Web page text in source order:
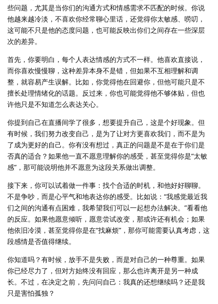
些问题，尤其是当你们的沟通方式和情感需求不匹配的时候。你说
他越来越冷淡，不喜欢你经常聊心里话，还觉得你太敏感、唠叨，
这可能不只是他的态度问题，也可能反映出你们之间存在一些深层
次的差异。
首先，你要明白，每个人表达情感的方式不一样。他喜欢直接说，
而你喜欢慢慢聊，这种差异本身不是错，但如果不互相理解和调
整，就容易产生误解。比如，你觉得他在回避你，但他可能只是不
擅长处理情绪化的话题。反过来，你也可能觉得他不够体贴，但也
许他只是不知道怎么表达关心。
你提到自己在直播间学了很多，想要提升自己，这是个好现象。但
有时候，我们努力改变自己，是为了让对方更喜欢我们，而不是为
了成为更好的自己。你有没有想过，真正的问题是不是在于你们是
否真的适合？如果他一直不愿意理解你的感受，甚至觉得你是“太敏
感”，那可能说明他并不愿意为这段关系做出调整。
接下来，你可以试着做一件事：找个合适的时机，和他好好聊聊。
不是争吵，而是心平气和地表达你的感受。比如说：“我感觉最近我
们之间的沟通有点困难，我希望我们可以一起想办法解决。”看看他
的反应。如果他愿意倾听，愿意尝试改变，那或许还有机会；如果
他依旧冷漠，甚至觉得你是在“找麻烦”，那你可能需要认真考虑，这
段感情是否值得继续。
你知道吗？有时候，放手不是失败，而是对自己的一种尊重。如果
你已经尽力了，但对方始终没有回应，那么也许离开是另一种成
长。不过，在决定之前，先问问自己：我真的还想继续吗？还是我
只是害怕孤独？